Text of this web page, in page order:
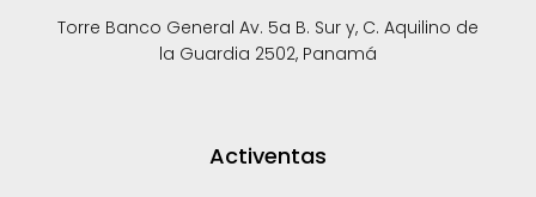
Torre Banco General Av. 5a B. Sur y, C. Aquilino de
la Guardia 2502, Panamá
Activentas